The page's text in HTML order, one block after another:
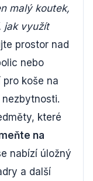
malý koutek,
jak využít
prostor nad
nebo
koše na
které
na
nabízí úložný
a další